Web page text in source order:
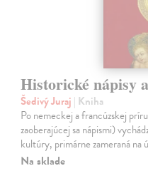
Historické nápisy
Šedivý Juraj | Kniha
Po nemeckej a francúzskej
zaoberajúcej sa nápismi)
kultúry, primárne zameraná na
Na sklade